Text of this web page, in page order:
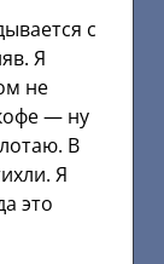
с
Я
не
— ну
В
Я
это